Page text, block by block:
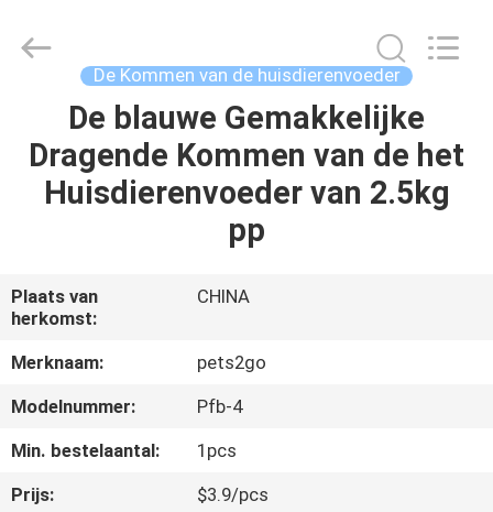
PRODUCTEN
ONS
FABRIEKSREIS
CONTACTEER
Co.Ltd.
De Kommen van de huisdierenvoeder
De blauwe Gemakkelijke
Dragende Kommen van de het
Huisdierenvoeder van 2.5kg
pp
Plaats van
herkomst:
CHINA
Merknaam:
pets2go
Modelnummer:
Pfb-4
Min. bestelaantal:
1pcs
Prijs:
$3.9/pcs